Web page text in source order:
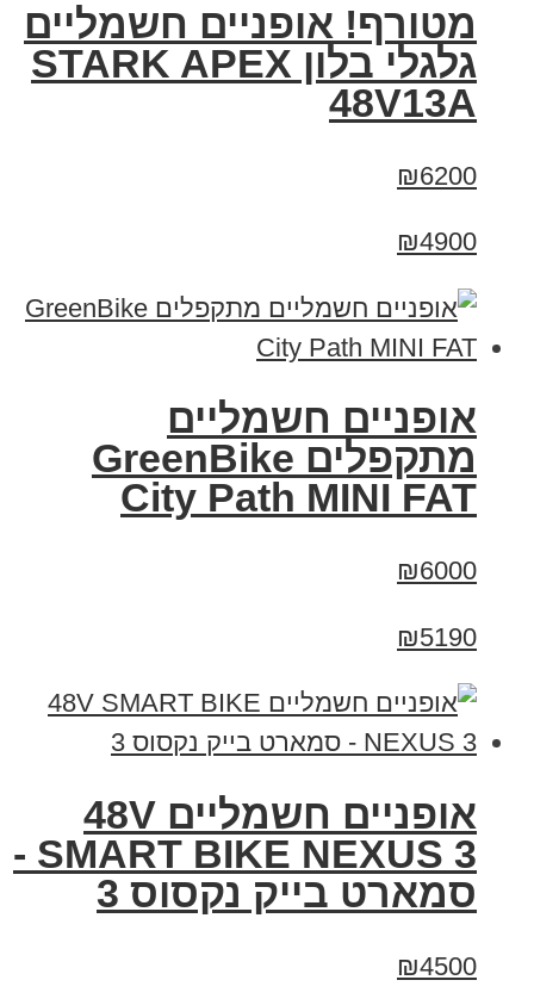
מטורף! אופניים חשמליים
גלגלי בלון STARK APEX
48V13A
₪6200
₪4900
אופניים חשמליים
‏מתקפלים GreenBike
City Path MINI FAT
₪6000
₪5190
אופניים חשמליים 48V
SMART BIKE NEXUS 3 -
סמארט בייק נקסוס 3
₪4500